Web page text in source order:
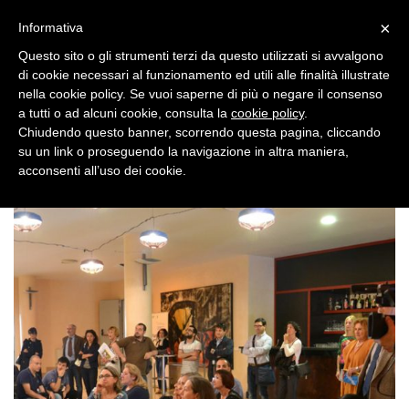
Toggle
Toggle
navigation
×
Informativa
Questo sito o gli strumenti terzi da questo utilizzati si avvalgono
di cookie necessari al funzionamento ed utili alle finalità illustrate
nella cookie policy. Se vuoi saperne di più o negare il consenso
a tutti o ad alcuni cookie, consulta la cookie policy.
Chiudendo questo banner, scorrendo questa pagina, cliccando
su un link o proseguendo la navigazione in altra maniera,
acconsenti all’uso dei cookie.